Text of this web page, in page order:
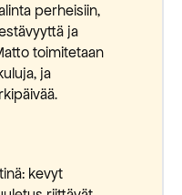
perheisiin,
ja
toimitetaan
ja
kevyt